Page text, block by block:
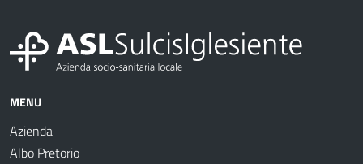
MENU
Azienda
Albo Pretorio